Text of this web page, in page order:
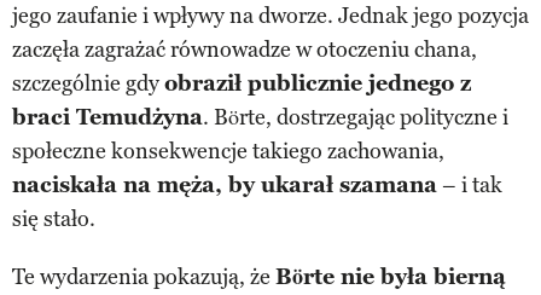
jego zaufanie i wpływy na dworze. Jednak jego pozycja
zaczęła zagrażać równowadze w otoczeniu chana,
szczególnie gdyobraził publicznie jednego z
braci Temudżyna. Börte, dostrzegając polityczne i
społeczne konsekwencje takiego zachowania,
naciskała na męża, by ukarał szamana– i tak
się stało.
Te wydarzenia pokazują, że Börte nie była bierną